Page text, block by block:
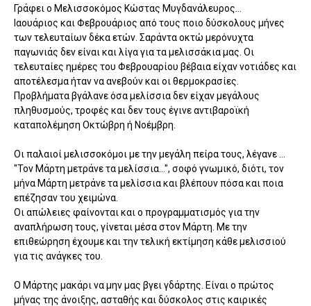
Γράφει ο Μελισσοκόμος Κώστας Μυγδανάλευρος...
Ιαουάριος και Φεβρουάριος από τους ποιο δύσκολους μήνες
των τελευταίων δέκα ετών. Σαράντα οκτώ μερόνυχτα
παγωνιάς δεν είναι και λίγα για τα μελισσάκια μας. Οι
τελευταίες ημέρες του Φεβρουαρίου βέβαια είχαν νοτιάδες και
αποτέλεσμα ήταν να ανεβούν και οι θερμοκρασίες.
Προβλήματα βγάλανε όσα μελίσσια δεν είχαν μεγάλους
πληθυσμούς, τροφές και δεν τους έγινε αντιβαροϊκή
καταπολέμηση Οκτώβρη ή Νοέμβρη.
Οι παλαιοί μελισσοκόμοι με την μεγάλη πείρα τους, λέγανε ...
"Τον Μάρτη μετράνε τα μελίσσια...", σοφό γνωμικό, διότι, τον
μήνα Μάρτη μετράνε τα μελίσσια και βλέπουν πόσα και ποια
επέζησαν του χειμώνα.
Οι απώλειες φαίνονται και ο προγραμματισμός για την
αναπλήρωση τους, γίνεται μέσα στον Μάρτη. Με την
επιθεώρηση έχουμε και την τελική εκτίμηση κάθε μελισσιού
για τις ανάγκες του.
Ο Μάρτης μακάρι να μην μας βγει γδάρτης. Είναι ο πρώτος
μήνας της άνοιξης, ασταθής και δύσκολος στις καιρικές